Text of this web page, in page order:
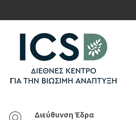
Διεύθυνση Έδρα